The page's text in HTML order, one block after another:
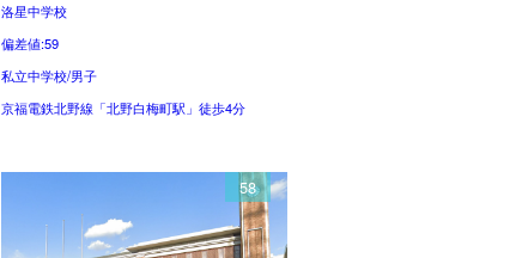
洛星中学校
偏差値:59
私立中学校/男子
京福電鉄北野線「北野白梅町駅」徒歩4分
58